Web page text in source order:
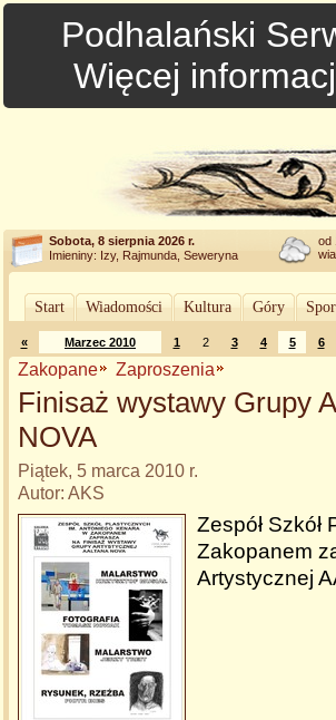
Podhalański
Więcej
Sobota, 8 sierpnia 2026 r.
Imieniny: Izy, Rajmunda, Seweryna
od
Start Wiadomości Kultura Góry
« Marzec 2010 1 2 3 4 5 6
Zakopane Zaproszenia
Finisaż wystawy Grupy
NOVA
Piątek, 5 marca 2010 r.
Autor: AKS
Zespół
Zakopanem
Artystycznej